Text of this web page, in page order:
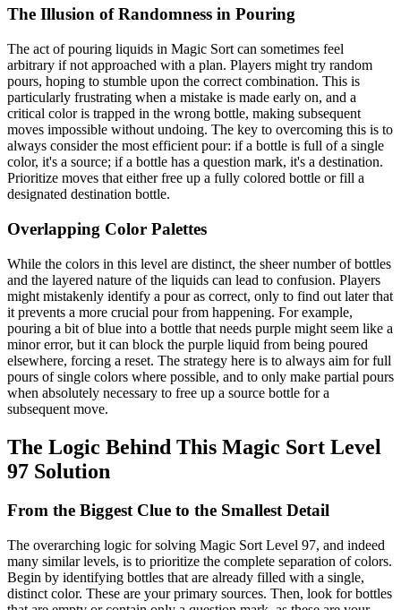
The Illusion of Randomness in Pouring
The act of pouring liquids in Magic Sort can sometimes feel
arbitrary if not approached with a plan. Players might try random
pours, hoping to stumble upon the correct combination. This is
particularly frustrating when a mistake is made early on, and a
critical color is trapped in the wrong bottle, making subsequent
moves impossible without undoing. The key to overcoming this is to
always consider the most efficient pour: if a bottle is full of a single
color, it's a source; if a bottle has a question mark, it's a destination.
Prioritize moves that either free up a fully colored bottle or fill a
designated destination bottle.
Overlapping Color Palettes
While the colors in this level are distinct, the sheer number of bottles
and the layered nature of the liquids can lead to confusion. Players
might mistakenly identify a pour as correct, only to find out later that
it prevents a more crucial pour from happening. For example,
pouring a bit of blue into a bottle that needs purple might seem like a
minor error, but it can block the purple liquid from being poured
elsewhere, forcing a reset. The strategy here is to always aim for full
pours of single colors where possible, and to only make partial pours
when absolutely necessary to free up a source bottle for a
subsequent move.
The Logic Behind This Magic Sort Level
97 Solution
From the Biggest Clue to the Smallest Detail
The overarching logic for solving Magic Sort Level 97, and indeed
many similar levels, is to prioritize the complete separation of colors.
Begin by identifying bottles that are already filled with a single,
distinct color. These are your primary sources. Then, look for bottles